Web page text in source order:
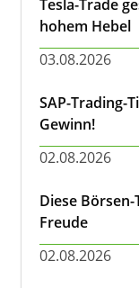
Tesla-Trade
hohem Hebel
03.08.2026
SAP-Trading-
Gewinn!
02.08.2026
Diese
Freude
02.08.2026